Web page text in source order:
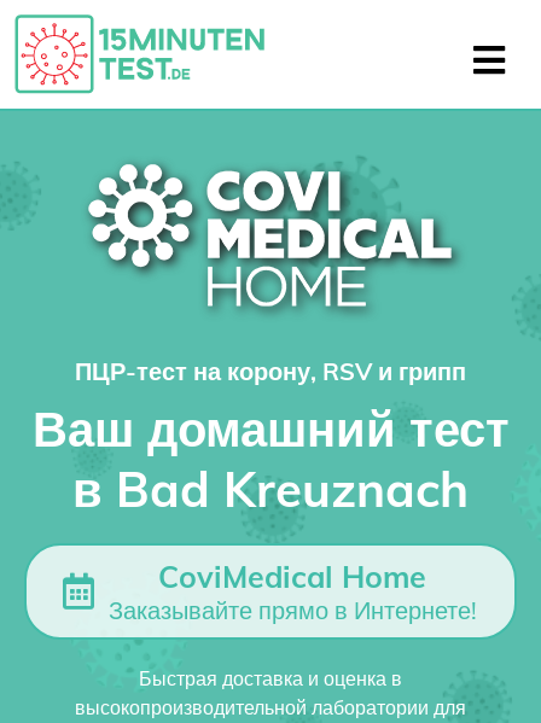
ПЦР-тест на корону, RSV и грипп
Ваш домашний тест
в Bad Kreuznach
CoviMedical Home
Заказывайте прямо в Интернете!
Быстрая доставка и оценка в
высокопроизводительной лаборатории для